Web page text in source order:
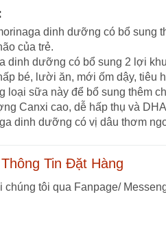
dinh dưỡng có bổ sung
của trẻ.
dinh dưỡng có bổ sung 2 lợi
bé, lười ăn, mới ốm dậy, tiêu
loại sữa này để bổ sung thêm
Canxi cao, dễ hấp thụ và
dinh dưỡng có vị dâu thơm
Thông Tin Đặt Hàng
tôi qua Fanpage/